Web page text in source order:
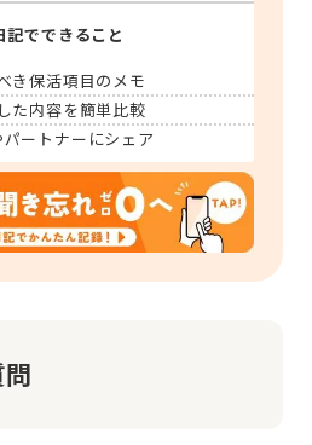
記でできること
き保活項目のメモ
た内容を簡単比較
ートナーにシェア